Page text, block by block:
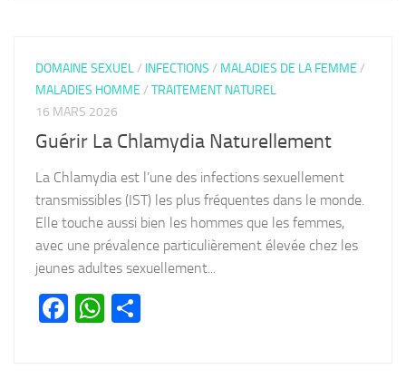
DOMAINE SEXUEL/ INFECTIONS / MALADIES DE LA FEMME /
MALADIES HOMME / TRAITEMENT NATUREL
16 MARS 2026
Guérir La Chlamydia Naturellement
La Chlamydia est l’une des infections sexuellement
transmissibles (IST) les plus fréquentes dans le monde.
Elle touche aussi bien les hommes que les femmes,
avec une prévalence particulièrement élevée chez les
jeunes adultes sexuellement...
Facebook
WhatsApp